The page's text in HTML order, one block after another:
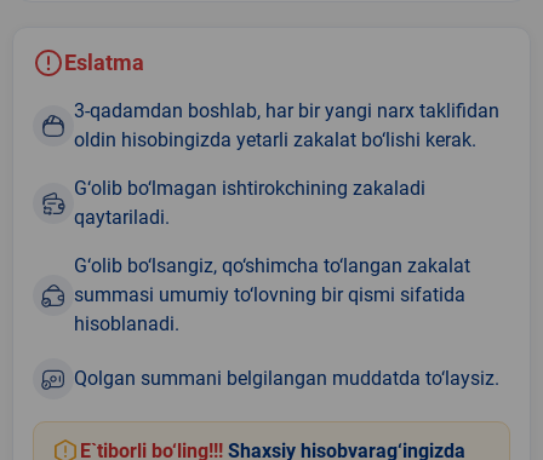
Eslatma
3-qadamdan boshlab, har bir yangi narx taklifidan
oldin hisobingizda yetarli zakalat bo‘lishi kerak.
G‘olib bo‘lmagan ishtirokchining zakaladi
qaytariladi.
G‘olib bo‘lsangiz, qo‘shimcha to‘langan zakalat
summasi umumiy to‘lovning bir qismi sifatida
hisoblanadi.
Qolgan summani belgilangan muddatda to‘laysiz.
E`tiborli bo‘ling!!! Shaxsiy hisobvarag‘ingizda